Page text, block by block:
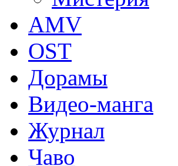
AMV
OST
Дорамы
Видео-манга
Журнал
Чаво